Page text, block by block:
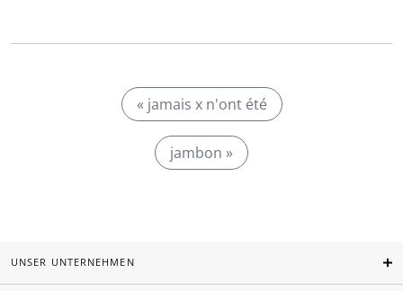
« jamais x n'ont été
jambon »
UNSER UNTERNEHMEN